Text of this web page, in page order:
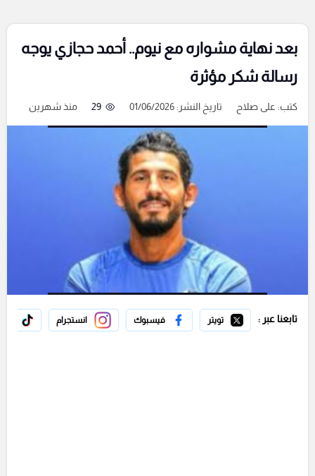
بعد نهاية مشواره مع نيوم.. أحمد حجازي يوجه
رسالة شكر مؤثرة
كتب: على صلاح تاريخ النشر: 01/06/2026 29 منذ شهرين
تابعنا عبر : تويتر فيسبوك انستجرام